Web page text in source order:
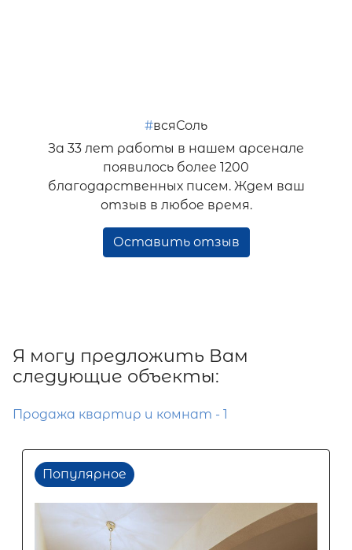
#всяСоль
За 33 лет работы в нашем арсенале
появилось более 1200
благодарственных писем. Ждем ваш
отзыв в любое время.
Оставить отзыв
Я могу предложить Вам
следующие объекты:
Продажа квартир и комнат - 1
Популярное